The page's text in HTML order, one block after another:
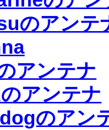
のアンテ
アンテナ
アンテナ
のアン